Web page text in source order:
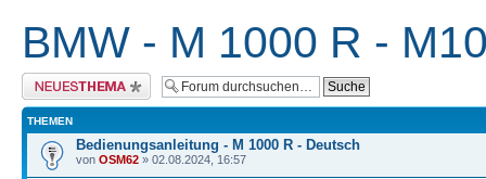
BMW - M 1000 R -
Neues Thema erstellen
THEMEN
Bedienungsanleitung - M 1000 R - Deutsch
von OSM62 » 02.08.2024, 16:57